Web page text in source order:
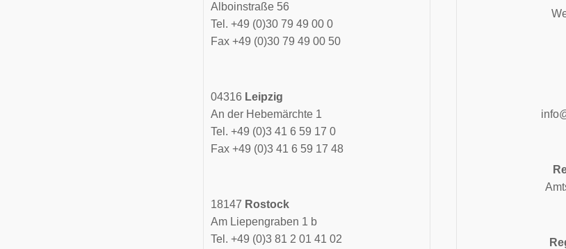
Alboinstraße 56
Tel. +49 (0)30 79 49 00 0
Fax +49 (0)30 79 49 00 50
04316 Leipzig
An der Hebemärchte 1
Tel. +49 (0)3 41 6 59 17 0
Fax +49 (0)3 41 6 59 17 48
18147 Rostock
Am Liepengraben 1 b
Tel. +49 (0)3 81 2 01 41 02